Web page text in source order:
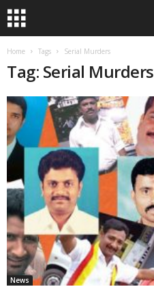
Home Tags Serial Murders
Tag: Serial Murders
News